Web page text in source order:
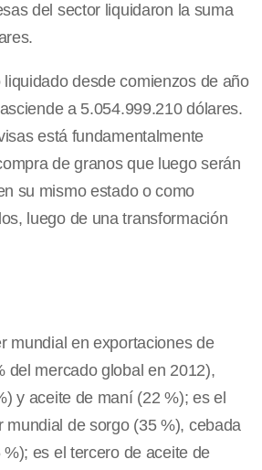
del sector liquidaron la suma
desde comienzos de año
a 5.054.999.210 dólares.
está fundamentalmente
de granos que luego serán
su mismo estado o como
luego de una transformación
mundial en exportaciones de
del mercado global en 2012),
y aceite de maní (22 %); es el
mundial de sorgo (35 %), cebada
es el tercero de aceite de